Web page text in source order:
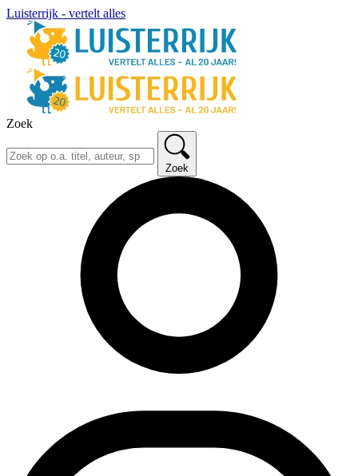
Luisterrijk - vertelt alles
Zoek
Zoek